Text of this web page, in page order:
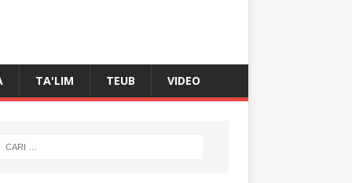
TA'LIM TEUB VIDEO